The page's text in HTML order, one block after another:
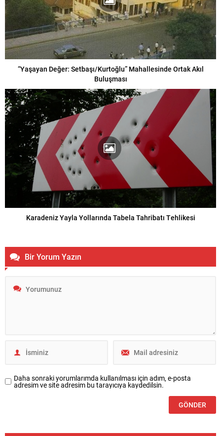
“Yaşayan Değer: Setbaşı/Kurtoğlu” Mahallesinde Ortak Akıl
Buluşması
Karadeniz Yayla Yollarında Tabela Tahribatı Tehlikesi
Bir Yorum Yazın
Daha sonraki yorumlarımda kullanılması için adım, e-posta
adresim ve site adresim bu tarayıcıya kaydedilsin.